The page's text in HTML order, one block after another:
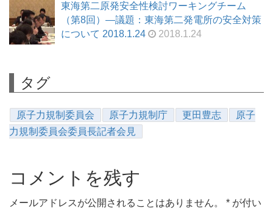
東海第二原発安全性検討ワーキングチーム
（第8回）―議題：東海第二発電所の安全対策
について 2018.1.24
2018.1.24
タグ
原子力規制委員会 原子力規制庁 更田豊志
原子
力規制委員会委員長記者会見
コメントを残す
メールアドレスが公開されることはありません。 * が付い